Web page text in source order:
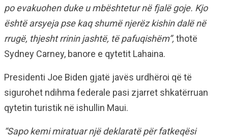
po evakuohen duke u mbështetur në fjalë goje. Kjo
është arsyeja pse kaq shumë njerëz kishin dalë në
rrugë, thjesht rrinin jashtë, të pafuqishëm”, thotë
Sydney Carney, banore e qytetit Lahaina.
Presidenti Joe Biden gjatë javës urdhëroi që të
sigurohet ndihma federale pasi zjarret shkatërruan
qytetin turistik në ishullin Maui.
“Sapo kemi miratuar një deklaratë për fatkeqësi